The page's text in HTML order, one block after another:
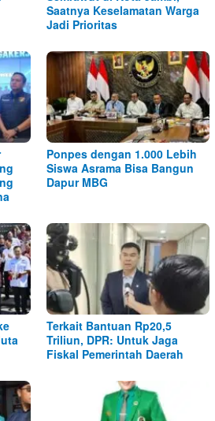
Saatnya Keselamatan Warga
Jadi Prioritas
Ponpes dengan 1.000 Lebih
Siswa Asrama Bisa Bangun
Dapur MBG
Terkait Bantuan Rp20,5
Triliun, DPR: Untuk Jaga
Fiskal Pemerintah Daerah